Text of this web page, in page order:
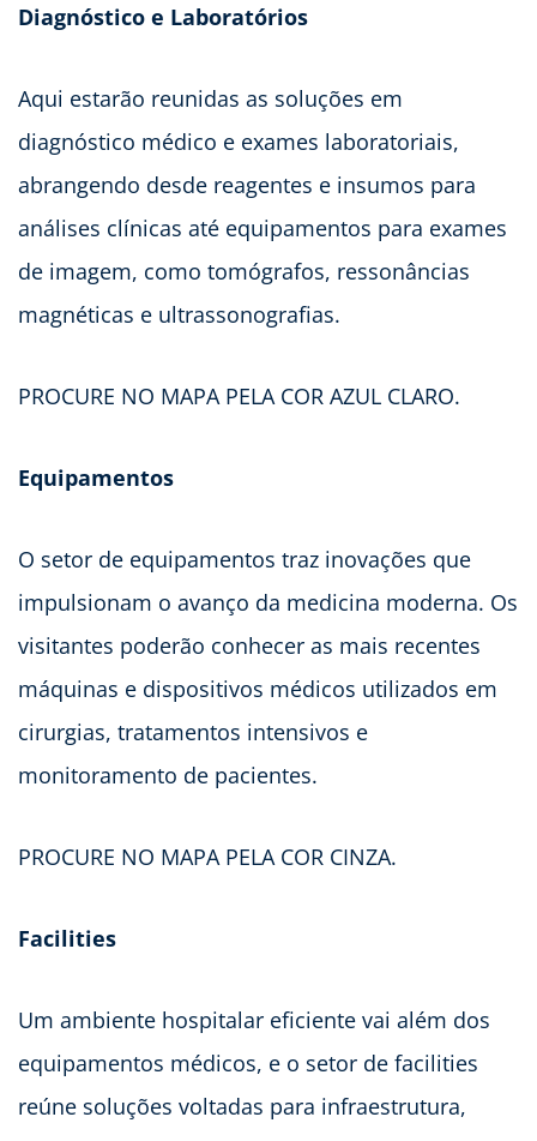
Diagnóstico e Laboratórios
Aqui estarão reunidas as soluções em
diagnóstico médico e exames laboratoriais,
abrangendo desde reagentes e insumos para
análises clínicas até equipamentos para exames
de imagem, como tomógrafos, ressonâncias
magnéticas e ultrassonografias.
PROCURE NO MAPA PELA COR AZUL CLARO.
Equipamentos
O setor de equipamentos traz inovações que
impulsionam o avanço da medicina moderna. Os
visitantes poderão conhecer as mais recentes
máquinas e dispositivos médicos utilizados em
cirurgias, tratamentos intensivos e
monitoramento de pacientes.
PROCURE NO MAPA PELA COR CINZA.
Facilities
Um ambiente hospitalar eficiente vai além dos
equipamentos médicos, e o setor de facilities
reúne soluções voltadas para infraestrutura,